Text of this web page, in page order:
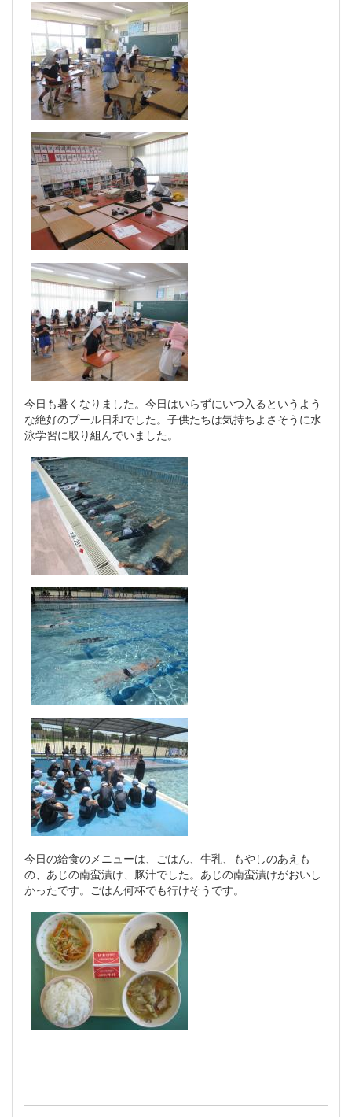
今日も暑くなりました。今日はいらずにいつ入るというよう
な絶好のプール日和でした。子供たちは気持ちよさそうに水
泳学習に取り組んでいました。
今日の給食のメニューは、ごはん、牛乳、もやしのあえも
の、あじの南蛮漬け、豚汁でした。あじの南蛮漬けがおいし
かったです。ごはん何杯でも行けそうです。